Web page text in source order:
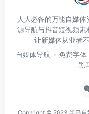
人人必备的万能自媒
源导航与抖音短视频素
让新媒体从业者
自媒体导航
免费字体
黑
Copyright © 2023 黑马自